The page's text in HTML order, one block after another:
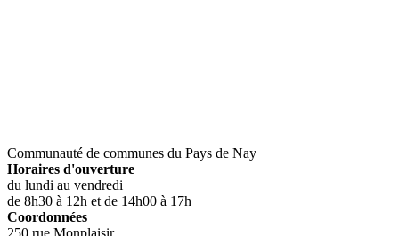
Communauté de communes du Pays de Nay
Horaires d'ouverture
du lundi au vendredi
de 8h30 à 12h et de 14h00 à 17h
Coordonnées
250 rue Monplaisir